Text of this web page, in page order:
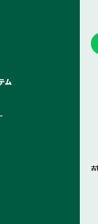
ム
古